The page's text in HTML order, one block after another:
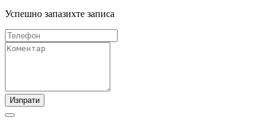
Успешно запазихте записа
Изпрати